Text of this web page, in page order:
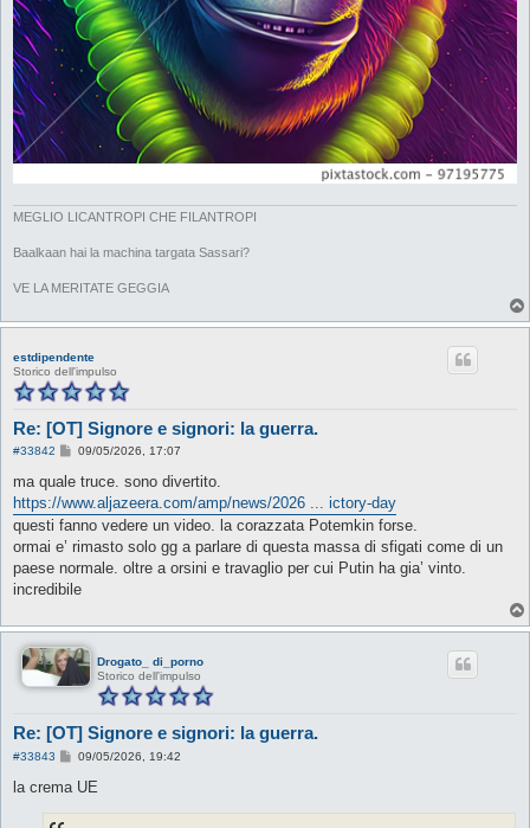
MEGLIO LICANTROPI CHE FILANTROPI
Baalkaan hai la machina targata Sassari?
VE LA MERITATE GEGGIA
estdipendente
Storico dell'impulso
Re: [OT] Signore e signori: la guerra.
#33842
M
s
a
g
i
o
09/05/2026, 17:07
ma quale truce. sono divertito.
https://www.aljazeera.com/amp/news/2026 ... ictory-day
questi fanno vedere un video. la corazzata Potemkin forse.
ormai e’ rimasto solo gg a parlare di questa massa di sfigati come di un
paese normale. oltre a orsini e travaglio per cui Putin ha gia’ vinto.
incredibile
Drogato_ di_porno
Storico dell'impulso
Re: [OT] Signore e signori: la guerra.
#33843
M
s
a
09/05/2026, 19:42
la crema UE